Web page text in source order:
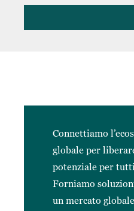
Connettiamo
globale per
potenziale per
Forniamo
un mercato